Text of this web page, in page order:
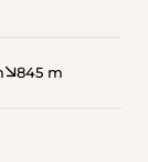
845 m